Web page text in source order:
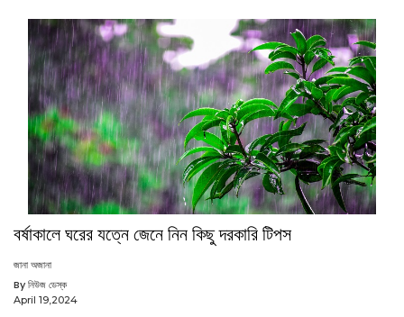
বর্ষাকালে ঘরের যত্নে জেনে নিন কিছু দরকারি টিপস
জানা অজানা
By নিউজ ডেস্ক
April 19,2024